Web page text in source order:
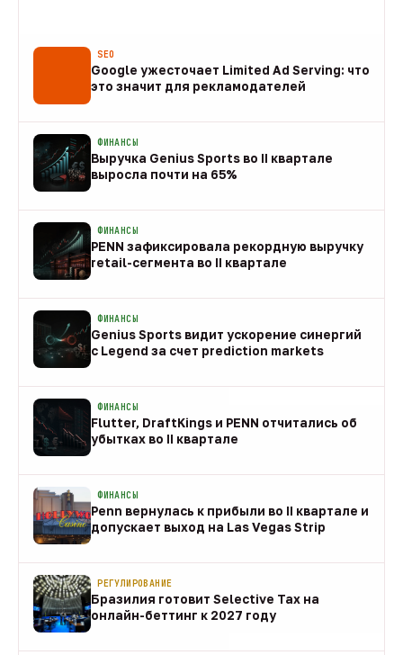
SEO
Google ужесточает Limited Ad Serving: что
это значит для рекламодателей
ФИНАНСЫ
Выручка Genius Sports во II квартале
выросла почти на 65%
ФИНАНСЫ
PENN зафиксировала рекордную выручку
retail-сегмента во II квартале
ФИНАНСЫ
Genius Sports видит ускорение синергий
с Legend за счет prediction markets
ФИНАНСЫ
Flutter, DraftKings и PENN отчитались об
убытках во II квартале
ФИНАНСЫ
Penn вернулась к прибыли во II квартале и
допускает выход на Las Vegas Strip
РЕГУЛИРОВАНИЕ
Бразилия готовит Selective Tax на
онлайн-беттинг к 2027 году